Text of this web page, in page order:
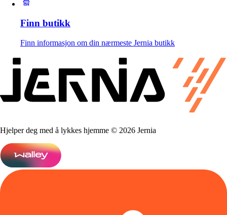
Finn butikk
Finn informasjon om din nærmeste Jernia butikk
Hjelper deg med å lykkes hjemme © 2026 Jernia